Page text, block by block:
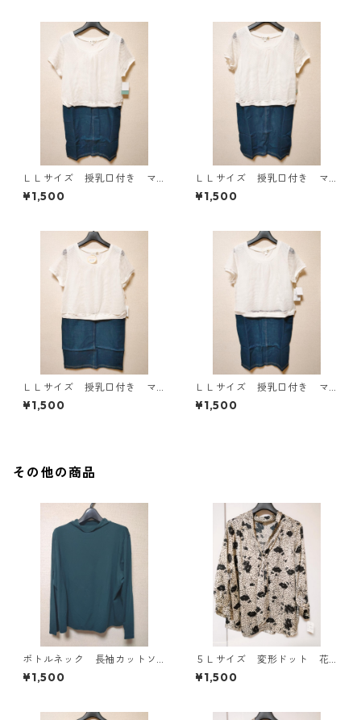
ＬＬサイズ 授乳口付き マ
タニティ ドッキングワンピ
ース ホワイト×ブルー KAE
¥1,500
ＬＬサイズ 授乳口付き マ
タニティ ドッキングワンピ
ース ホワイト×ブルー KAE
¥1,500
ＬＬサイズ 授乳口付き マ
タニティ ドッキングワンピ
ース ホワイト×ブルー KAE
¥1,500
ＬＬサイズ 授乳口付き マ
タニティ ドッキングワンピ
ース ホワイト×ブルー KAE
¥1,500
その他の商品
ボトルネック 長袖カットソ
ー ４Ｌ ティールグリー
ン KAE-4812
¥1,500
５Ｌサイズ 変形ドット 花
柄 ボウタイブラウス オフ
ホワイト KAE-4765
¥1,500